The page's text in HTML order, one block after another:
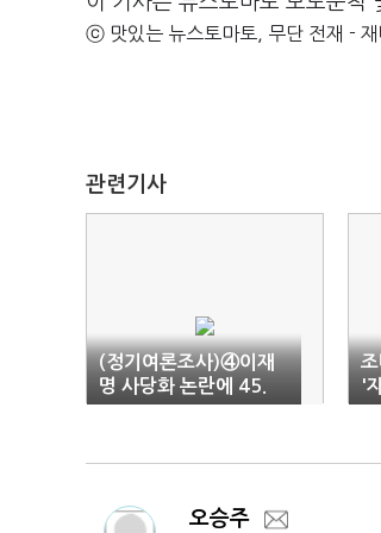
ⓒ 맛있는 뉴스토마토, 무단 전재 - 재
관련기사
(정기여론조사)④이재
명 사당화 논란에 45.
8% "아니다"…36.5%
'
오승주